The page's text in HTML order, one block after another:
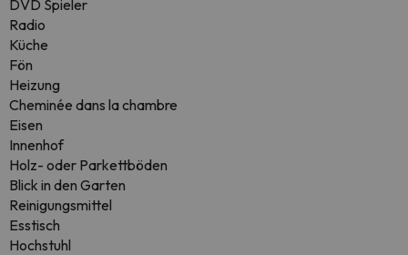
DVD Spieler
Radio
Küche
Fön
Heizung
Cheminée dans la chambre
Eisen
Innenhof
Holz- oder Parkettböden
Blick in den Garten
Reinigungsmittel
Esstisch
Hochstuhl